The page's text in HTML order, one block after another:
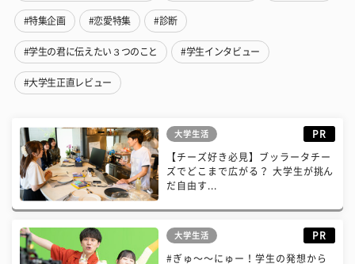
#特集企画 #恋愛特集 #診断
#学生の君に伝えたい３つのこと #学生インタビュー
#大学生正直レビュー
大学生活 PR
【チーズ好き必見】ブッラータチー
ズでどこまで広がる？ 大学生が挑ん
だ自由す...
大学生活 PR
#ぎゅ〜〜にゅー！学生の発想から